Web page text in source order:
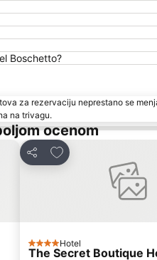
Boschetto?
za rezervaciju neprestano se
na trivagu.
ocenom
Deli
Dodati u favorite
4 Zvezdice
Hotel
The Secret Boutique